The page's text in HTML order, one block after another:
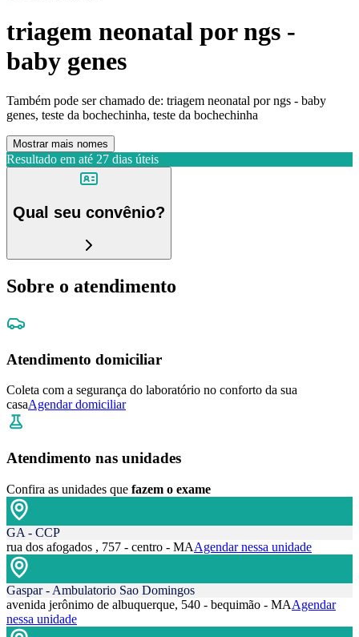
triagem neonatal por ngs -
baby genes
Também pode ser chamado de: triagem neonatal por ngs - baby
genes, teste da bochechinha, teste da bochechinha
Mostrar mais nomes
Resultado em até 27 dias úteis
Qual seu convênio?
Sobre o atendimento
Atendimento domiciliar
Coleta com a segurança do laboratório no conforto da sua
casaAgendar domiciliar
Atendimento nas unidades
Confira as unidades que fazem o exame
GA - CCP
rua dos afogados , 757 - centro - MAAgendar nessa unidade
Gaspar - Ambulatorio Sao Domingos
avenida jerônimo de albuquerque, 540 - bequimão - MAAgendar
nessa unidade